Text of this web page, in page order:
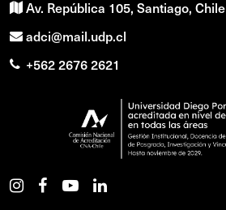
Av. República 105, Santiago, Chile
adci@mail.udp.cl
+562 2676 2621